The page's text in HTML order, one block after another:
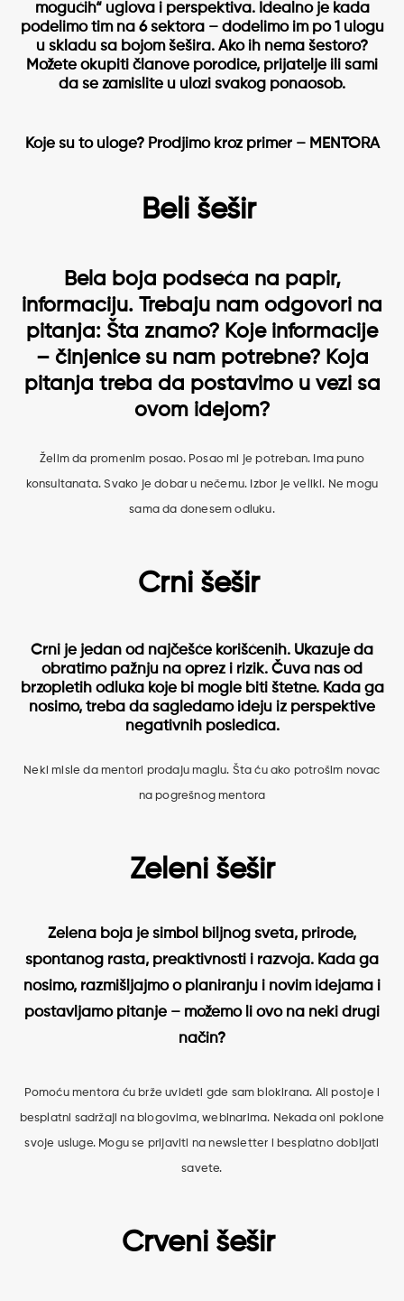
mogućih“ uglova i perspektiva. Idealno je kada
podelimo tim na 6 sektora – dodelimo im po 1 ulogu
u skladu sa bojom šešira. Ako ih nema šestoro?
Možete okupiti članove porodice, prijatelje ili sami
da se zamislite u ulozi svakog ponaosob.
Koje su to uloge? Prodjimo kroz primer – MENTORA
Beli šešir
Bela boja podseća na papir,
informaciju. Trebaju nam odgovori na
pitanja: Šta znamo? Koje informacije
– činjenice su nam potrebne? Koja
pitanja treba da postavimo u vezi sa
ovom idejom?
Želim da promenim posao. Posao mi je potreban. Ima puno
konsultanata. Svako je dobar u nečemu. Izbor je veliki. Ne mogu
sama da donesem odluku.
Crni šešir
Crni je jedan od najčešće korišćenih. Ukazuje da
obratimo pažnju na oprez i rizik. Čuva nas od
brzopletih odluka koje bi mogle biti štetne. Kada ga
nosimo, treba da sagledamo ideju iz perspektive
negativnih posledica.
Neki misle da mentori prodaju maglu. Šta ću ako potrošim novac
na pogrešnog mentora
Zeleni šešir
Zelena boja je simbol biljnog sveta, prirode,
spontanog rasta, preaktivnosti i razvoja. Kada ga
nosimo, razmišljajmo o planiranju i novim idejama i
postavljamo pitanje – možemo li ovo na neki drugi
način?
Pomoću mentora ću brže uvideti gde sam blokirana. Ali postoje i
besplatni sadržaji na blogovima, webinarima. Nekada oni poklone
svoje usluge. Mogu se prijaviti na newsletter i besplatno dobijati
savete.
Crveni šešir